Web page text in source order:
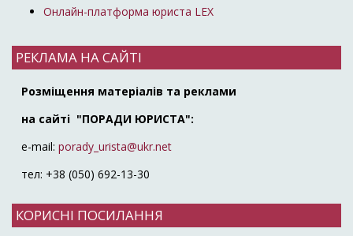
Онлайн-платформа юриста LEX
РЕКЛАМА НА САЙТІ
Розміщення матеріалів та реклами
на сайті "ПОРАДИ ЮРИСТА":
e-mail: porady_urista@ukr.net
тел: +38 (050) 692-13-30
КОРИСНІ ПОСИЛАННЯ